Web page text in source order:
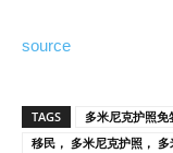
source
TAGS 多米尼克护照
移民， 多米尼克护照，